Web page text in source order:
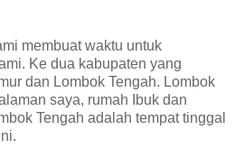
membuat waktu untuk
Ke dua kabupaten yang
dan Lombok Tengah. Lombok
saya, rumah Ibuk dan
Tengah adalah tempat tinggal